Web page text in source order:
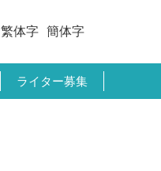
繁体字 簡体字
ライター募集